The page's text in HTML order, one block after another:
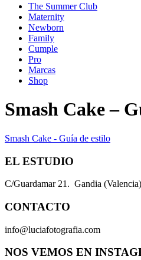
The Summer Club
Maternity
Newborn
Family
Cumple
Pro
Marcas
Shop
Smash Cake –
Smash Cake - Guía de estilo
EL ESTUDIO
C/Guardamar 21. Gandia (Valencia)
CONTACTO
info@luciafotografia.com
NOS VEMOS EN